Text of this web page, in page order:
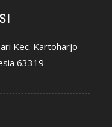
Kec. Kartoharjo
63319